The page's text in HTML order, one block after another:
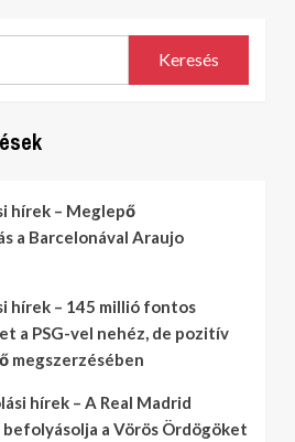
Keresés
hírek – Meglepő
a Barcelonával Araujo
hírek – 145 millió fontos
a PSG-vel nehéz, de pozitív
megszerzésében
hírek – A Real Madrid
a Vörös Ördögöket